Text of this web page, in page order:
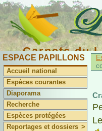
Carnets du
ESPACE PAPILLONS
Accueil national
Espèces courantes
Diaporama
Recherche
Espèces protégées
Reportages et dossiers >